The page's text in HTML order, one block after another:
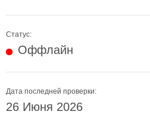
Статус:
Оффлайн
Дата последней проверки:
26 Июня 2026